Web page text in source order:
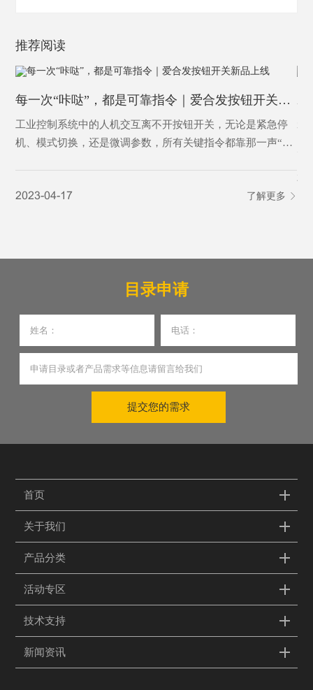
推荐阅读
每一次“咔哒”，都是可靠指令｜爱合发按钮开关新品上线
工业控制系统中的人机交互离不开按钮开关，无论是紧急停
机、模式切换，还是微调参数，所有关键指令都靠那一声“咔
2023-04-17 了解更多
目录申请
提交您的需求
首页
关于我们
产品分类
活动专区
技术支持
新闻资讯